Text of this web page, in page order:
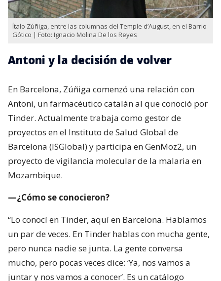
Ítalo Zúñiga, entre las columnas del Temple d’August, en el Barrio
Gótico | Foto: Ignacio Molina De los Reyes
Antoni y la decisión de volver
En Barcelona, Zúñiga comenzó una relación con
Antoni, un farmacéutico catalán al que conoció por
Tinder. Actualmente trabaja como gestor de
proyectos en el Instituto de Salud Global de
Barcelona (ISGlobal) y participa en GenMoz2, un
proyecto de vigilancia molecular de la malaria en
Mozambique.
—¿Cómo se conocieron?
“Lo conocí en Tinder, aquí en Barcelona. Hablamos
un par de veces. En Tinder hablas con mucha gente,
pero nunca nadie se junta. La gente conversa
mucho, pero pocas veces dice: ‘Ya, nos vamos a
juntar y nos vamos a conocer’. Es un catálogo